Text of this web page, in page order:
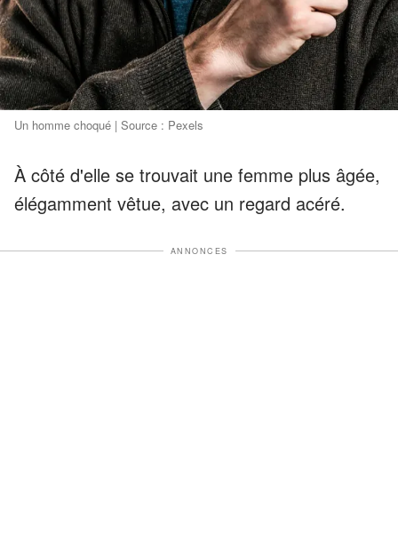
Un homme choqué | Source : Pexels
À côté d'elle se trouvait une femme plus âgée,
élégamment vêtue, avec un regard acéré.
ANNONCES